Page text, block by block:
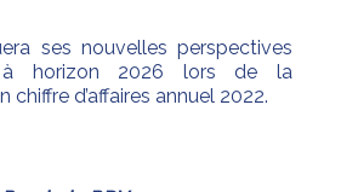
ses nouvelles perspectives
à horizon 2026 lors de la
d’affaires annuel 2022.